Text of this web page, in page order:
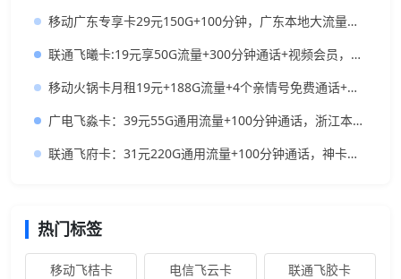
移动广东专享卡29元150G+100分钟，广东本地大流量卡推荐
联通飞曦卡:19元享50G流量+300分钟通话+视频会员，香到飞起！
移动火锅卡月租19元+188G流量+4个亲情号免费通话+首月免租
广电飞淼卡：39元55G通用流量+100分钟通话，浙江本地人的高性价比大流量卡推荐
联通飞府卡：31元220G通用流量+100分钟通话，神卡推荐
热门标签
移动飞桔卡 电信飞云卡 联通飞胶卡